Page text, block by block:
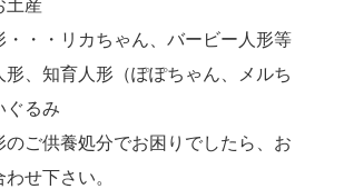
土産
・・・リカちゃん、バービー人形等
形、知育人形（ぽぽちゃん、メルち
ぐるみ
のご供養処分でお困りでしたら、お
せ下さい。